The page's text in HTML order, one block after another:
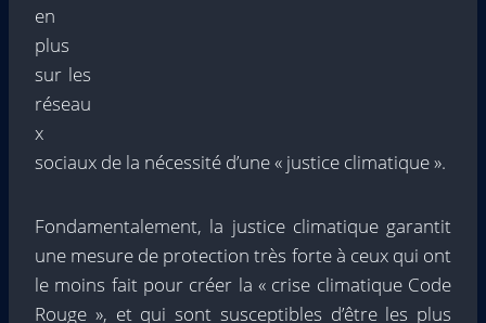
en
plus
sur les
réseau
x
sociaux de la nécessité d’une « justice climatique ».
Fondamentalement, la justice climatique garantit
une mesure de protection très forte à ceux qui ont
le moins fait pour créer la « crise climatique Code
Rouge », et qui sont susceptibles d’être les plus